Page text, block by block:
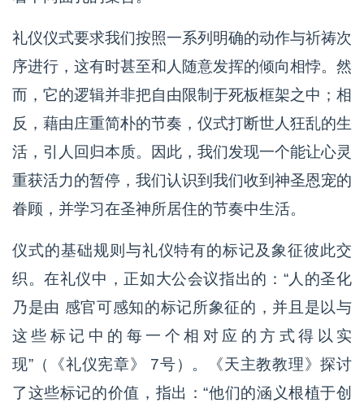
礼仪仪式要求我们按照一系列明确的动作与祈祷次
序进行，这有时甚至和人随意发挥的倾向相悖。然
而，它的逻辑并非把自由限制于死板框架之中；相
反，藉由庄重简朴的节奏，仪式打断世人狂乱的生
活，引人回归本质。因此，我们发现一个能让心灵
重获活力的暂停，我们认识到我们收到神圣恩宠的
眷顾，并学习在圣神所居住的节奏中生活。
仪式的基础规则与礼仪特有的标记及象征彼此交
织。在礼仪中，正如大公会议指出的：“人的圣化
乃是由 感官可感知的标记所象征的，并且是以与
这些标记中的每一个相对应的方式得以实
现”（《礼仪宪章》 7号）。《天主教教理》探讨
了这些标记的价值，指出：“他们的涵义根植于创